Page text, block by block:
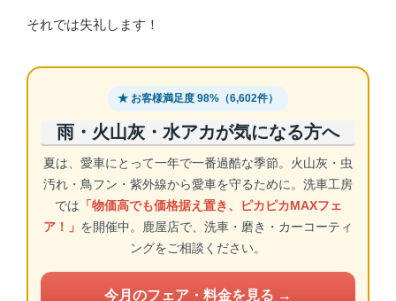
それでは失礼します！
★ お客様満足度 98%（6,602件）
雨・火山灰・水アカが気になる方へ
夏は、愛車にとって一年で一番過酷な季節。火山灰・虫
汚れ・鳥フン・紫外線から愛車を守るために。洗車工房
では 「物価高でも価格据え置き、ピカピカMAXフェ
ア！」 を開催中。鹿屋店で、洗車・磨き・カーコーティ
ングをご相談ください。
今月のフェア・料金を見る →